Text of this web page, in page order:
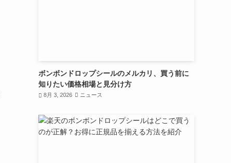
ボンボンドロップシールのメルカリ、買う前に
知りたい価格相場と見分け方
8月 3, 2026 ニュース